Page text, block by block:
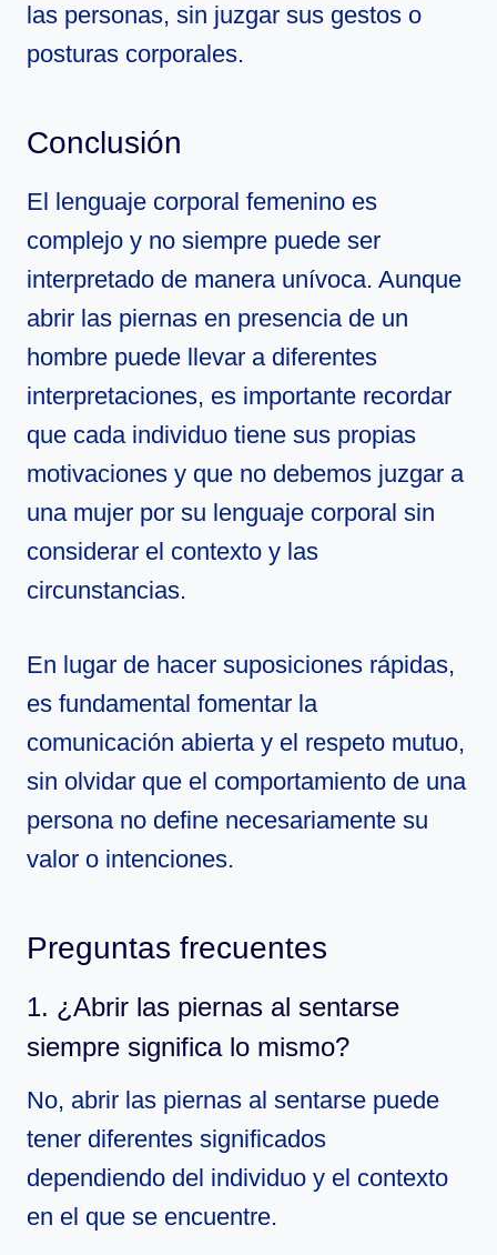
las personas, sin juzgar sus gestos o
posturas corporales.
Conclusión
El lenguaje corporal femenino es
complejo y no siempre puede ser
interpretado de manera unívoca. Aunque
abrir las piernas en presencia de un
hombre puede llevar a diferentes
interpretaciones, es importante recordar
que cada individuo tiene sus propias
motivaciones y que no debemos juzgar a
una mujer por su lenguaje corporal sin
considerar el contexto y las
circunstancias.
En lugar de hacer suposiciones rápidas,
es fundamental fomentar la
comunicación abierta y el respeto mutuo,
sin olvidar que el comportamiento de una
persona no define necesariamente su
valor o intenciones.
Preguntas frecuentes
1. ¿Abrir las piernas al sentarse
siempre significa lo mismo?
No, abrir las piernas al sentarse puede
tener diferentes significados
dependiendo del individuo y el contexto
en el que se encuentre.